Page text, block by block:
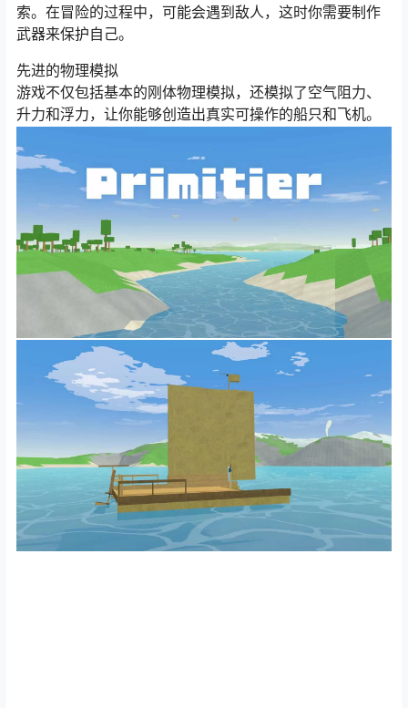
索。在冒险的过程中，可能会遇到敌人，这时你需要制作
武器来保护自己。
先进的物理模拟
游戏不仅包括基本的刚体物理模拟，还模拟了空气阻力、
升力和浮力，让你能够创造出真实可操作的船只和飞机。